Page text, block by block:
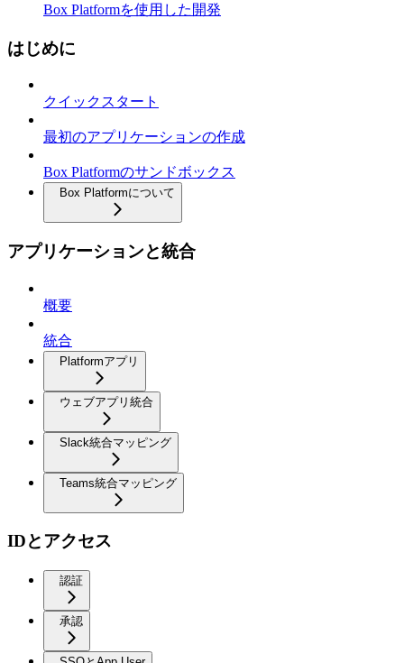
Box Platformを使用した開発
はじめに
クイックスタート
最初のアプリケーションの作成
Box Platformのサンドボックス
Box Platformについて
アプリケーションと統合
概要
統合
Platformアプリ
ウェブアプリ統合
Slack統合マッピング
Teams統合マッピング
IDとアクセス
認証
承認